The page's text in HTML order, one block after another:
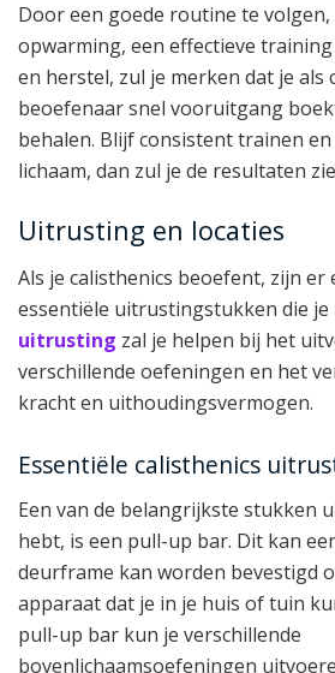
Door een goede routine te volgen,
opwarming, een effectieve
en herstel, zul je merken dat je als
beoefenaar snel vooruitgang
behalen. Blijf consistent trainen
lichaam, dan zul je de resultaten
Uitrusting en locaties
Als je calisthenics beoefent, zijn er
essentiële uitrustingstukken die je
uitrusting zal je helpen bij het
verschillende oefeningen en het
kracht en uithoudingsvermogen.
Essentiële calisthenics
Een van de belangrijkste stukken
hebt, is een pull-up bar. Dit kan
deurframe kan worden bevestigd
apparaat dat je in je huis of tuin
pull-up bar kun je verschillende
bovenlichaamsoefeningen